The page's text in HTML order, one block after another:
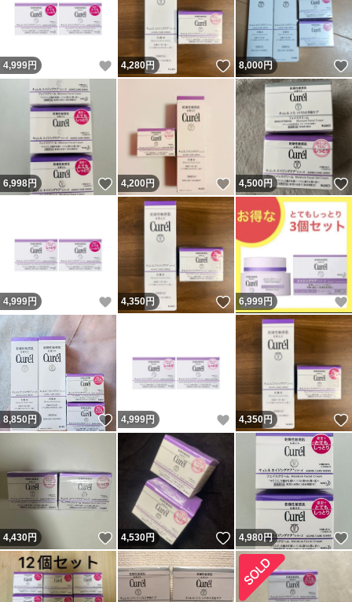
4,999円 いいね！
4,280円 いいね！
8,000円
6,998円 いいね！
4,200円 いいね！
4,500円
4,999円 いいね！
4,350円 いいね！
6,999円
8,850円 いいね！
4,999円 いいね！
4,350円
4,430円 いいね！
4,530円 いいね！
4,980円